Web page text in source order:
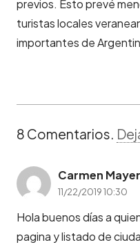
previos. Esto prevé
turistas locales
importantes de
8 Comentarios.
Carmen Mayer
11/22/2019 10:30
Hola buenos días a
pagina y listado de